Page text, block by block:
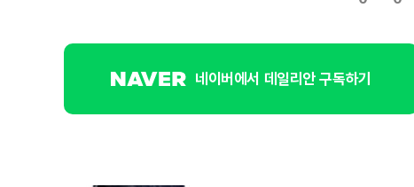
네이버에서 데일리안 구독하기